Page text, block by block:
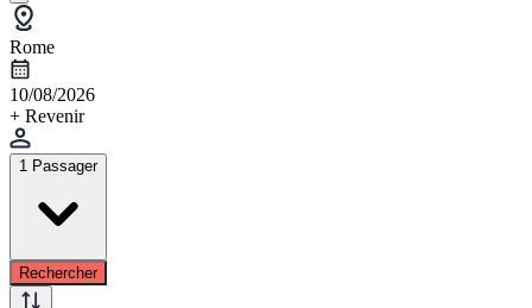
Rome
10/08/2026
+ Revenir
1 Passager
Rechercher